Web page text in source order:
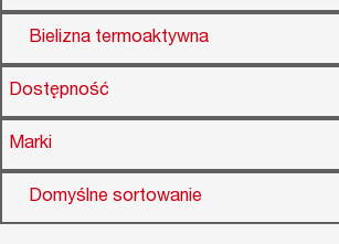
Bielizna termoaktywna
Dostępność
Marki
Domyślne sortowanie